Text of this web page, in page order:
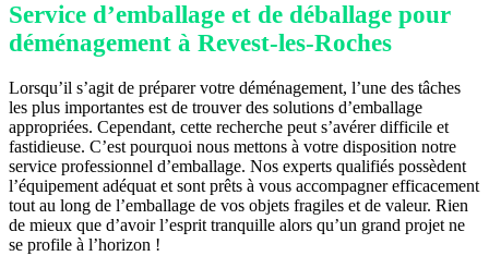
Service d’emballage et de déballage pour
déménagement à Revest-les-Roches
Lorsqu’il s’agit de préparer votre déménagement, l’une des tâches
les plus importantes est de trouver des solutions d’emballage
appropriées. Cependant, cette recherche peut s’avérer difficile et
fastidieuse. C’est pourquoi nous mettons à votre disposition notre
service professionnel d’emballage. Nos experts qualifiés possèdent
l’équipement adéquat et sont prêts à vous accompagner efficacement
tout au long de l’emballage de vos objets fragiles et de valeur. Rien
de mieux que d’avoir l’esprit tranquille alors qu’un grand projet ne
se profile à l’horizon !